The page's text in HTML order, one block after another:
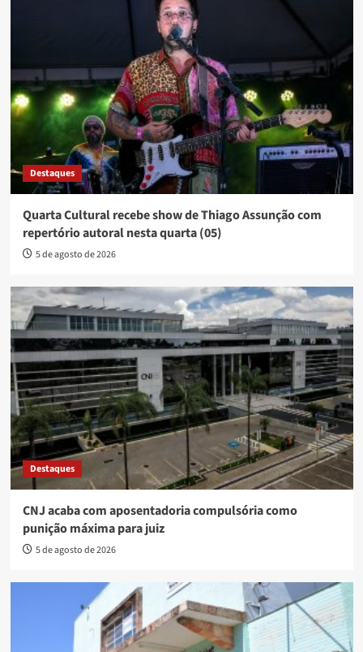
Destaques
Quarta Cultural recebe show de Thiago Assunção com
repertório autoral nesta quarta (05)
5 de agosto de 2026
Destaques
CNJ acaba com aposentadoria compulsória como
punição máxima para juiz
5 de agosto de 2026